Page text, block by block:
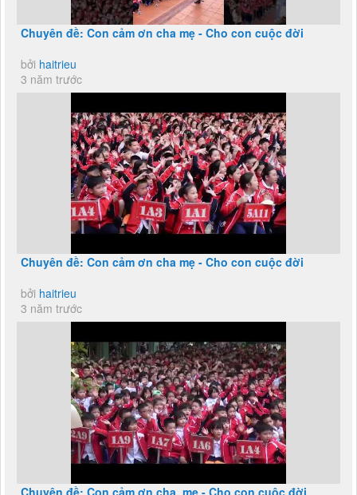
Chuyên đề: Con cảm ơn cha mẹ - Cho con cuộc đời
bởi haitrieu
3 năm trước
Chuyên đề: Con cảm ơn cha mẹ - Cho con cuộc đời
bởi haitrieu
3 năm trước
Chuyên đề: Con cảm ơn cha, mẹ - Cho con cuộc đời